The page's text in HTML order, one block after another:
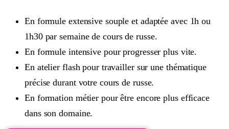
En formule extensive souple et adaptée avec 1h ou
1h30 par semaine de cours de russe.
En formule intensive pour progresser plus vite.
En atelier flash pour travailler sur une thématique
précise durant votre cours de russe.
En formation métier pour être encore plus efficace
dans son domaine.